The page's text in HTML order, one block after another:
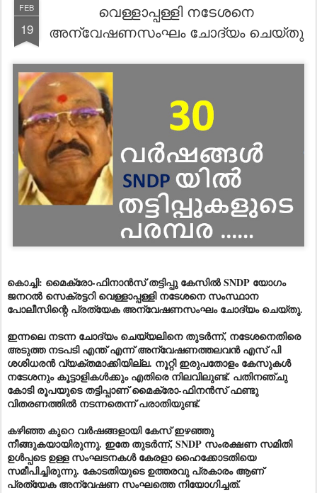
FEB
19
വെള്ളാപ്പള്ളി നടേശനെ
അന്വേഷണസംഘം ചോദ്യം ചെയ്തു
കൊച്ചി: മൈക്രോ-ഫിനാൻസ് തട്ടിപ്പു കേസിൽ SNDP യോഗം
ജനറൽ സെക്രട്ടറി വെള്ളാപ്പള്ളി നടേശനെ സംസ്ഥാന
പോലീസിന്റെ പ്രത്യേക അന്വേഷണസംഘം ചോദ്യം ചെയ്തു.
ഇന്നലെ നടന്ന ചോദ്യം ചെയ്യലിനെ തുടർന്ന്, നടേശനെതിരെ
അടുത്ത നടപടി എന്ത് എന്ന് അന്വേഷണത്തലവൻ എസ് പി
ശശിധരൻ വ്യക്തമാക്കിയില്ല. നൂറ്റി ഇരുപതോളം കേസുകൾ
നടേശനും കൂട്ടാളികൾക്കും എതിരെ നിലവിലുണ്ട്. പതിനഞ്ചു
കോടി രൂപയുടെ തട്ടിപ്പാണ് മൈക്രോ-ഫിനൻസ് ഫണ്ടു
വിതരണത്തിൽ നടന്നതെന്ന് പരാതിയുണ്ട്.
കഴിഞ്ഞ കുറെ വർഷങ്ങളായി കേസ് ഇഴഞ്ഞു
നീങ്ങുകയായിരുന്നു. ഇതേ തുടർന്ന്, SNDP സംരക്ഷണ സമിതി
ഉൾപ്പടെ ഉള്ള സംഘടനകൾ കേരളാ ഹൈക്കോടതിയെ
സമീപിച്ചിരുന്നു. കോടതിയുടെ ഉത്തരവു പ്രകാരം ആണ്
പ്രത്യേക അന്വേഷണ സംഘത്തെ നിയോഗിച്ചത്.